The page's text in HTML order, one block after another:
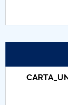
Proiect(PRIM